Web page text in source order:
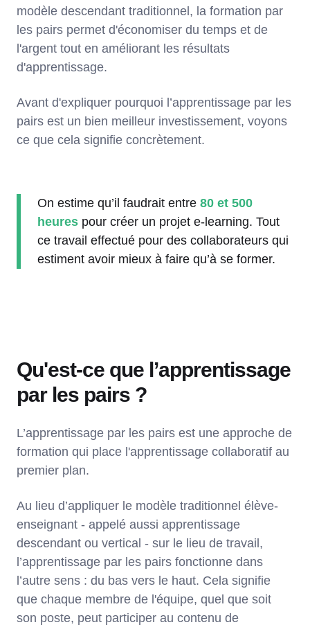
modèle descendant traditionnel, la formation par
les pairs permet d'économiser du temps et de
l'argent tout en améliorant les résultats
d'apprentissage.
Avant d'expliquer pourquoi l’apprentissage par les
pairs est un bien meilleur investissement, voyons
ce que cela signifie concrètement.
On estime qu’il faudrait entre 80 et 500
heures pour créer un projet e-learning. Tout
ce travail effectué pour des collaborateurs qui
estiment avoir mieux à faire qu’à se former.
Qu'est-ce que l’apprentissage
par les pairs ?
L’apprentissage par les pairs est une approche de
formation qui place l'apprentissage collaboratif au
premier plan.
Au lieu d’appliquer le modèle traditionnel élève-
enseignant - appelé aussi apprentissage
descendant ou vertical - sur le lieu de travail,
l’apprentissage par les pairs fonctionne dans
l’autre sens : du bas vers le haut. Cela signifie
que chaque membre de l'équipe, quel que soit
son poste, peut participer au contenu de